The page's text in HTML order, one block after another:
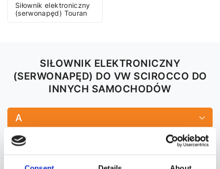
Siłownik elektroniczny
(serwonapęd) Touran
SIŁOWNIK ELEKTRONICZNY
(SERWONAPĘD) DO VW SCIROCCO DO
INNYCH SAMOCHODÓW
A
ALFA ROMEO